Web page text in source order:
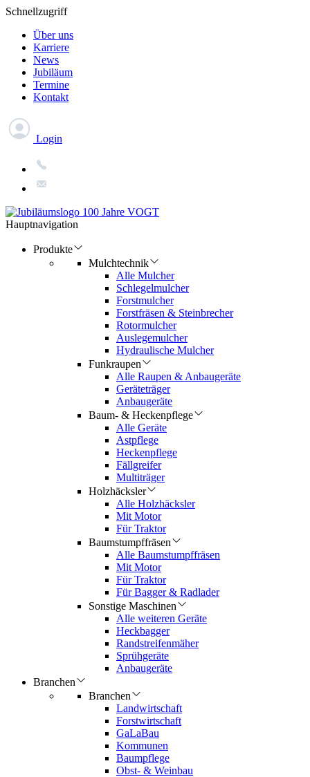
Schnellzugriff
Über uns
Karriere
News
Jubiläum
Termine
Kontakt
Login
Hauptnavigation
Produkte
Mulchtechnik
Alle Mulcher
Schlegelmulcher
Forstmulcher
Forstfräsen & Steinbrecher
Rotormulcher
Auslegemulcher
Hydraulische Mulcher
Funkraupen
Alle Raupen & Anbaugeräte
Geräteträger
Anbaugeräte
Baum- & Heckenpflege
Alle Geräte
Astpflege
Heckenpflege
Fällgreifer
Multiträger
Holzhäcksler
Alle Holzhäcksler
Mit Motor
Für Traktor
Baumstumpffräsen
Alle Baumstumpffräsen
Mit Motor
Für Traktor
Für Bagger & Radlader
Sonstige Maschinen
Alle weiteren Geräte
Heckbagger
Randstreifenmäher
Sprühgeräte
Anbaugeräte
Branchen
Branchen
Landwirtschaft
Forstwirtschaft
GaLaBau
Kommunen
Baumpflege
Obst- & Weinbau